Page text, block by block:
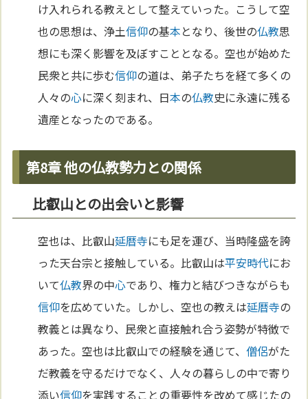
け入れられる教えとして整えていった。こうして空
也の思想は、浄土信仰の基本となり、後世の仏教思
想にも深く影響を及ぼすこととなる。空也が始めた
民衆と共に歩む信仰の道は、弟子たちを経て多くの
人々の心に深く刻まれ、日本の仏教史に永遠に残る
遺産となったのである。
第8章 他の仏教勢力との関係
比叡山との出会いと影響
空也は、比叡山延暦寺にも足を運び、当時隆盛を誇
った天台宗と接触している。比叡山は平安時代にお
いて仏教界の中心であり、権力と結びつきながらも
信仰を広めていた。しかし、空也の教えは延暦寺の
教義とは異なり、民衆と直接触れ合う姿勢が特徴で
あった。空也は比叡山での経験を通じて、僧侶がた
だ教義を守るだけでなく、人々の暮らしの中で寄り
添い信仰を実践することの重要性を改めて感じたの